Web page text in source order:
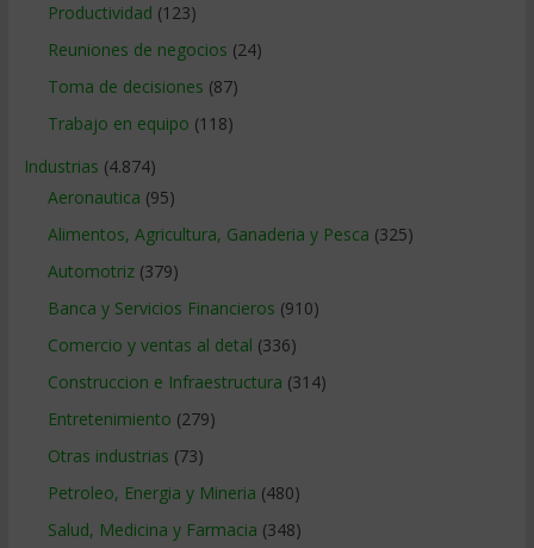
Productividad (123)
Reuniones de negocios (24)
Toma de decisiones (87)
Trabajo en equipo (118)
Industrias (4.874)
Aeronautica (95)
Alimentos, Agricultura, Ganaderia y Pesca (325)
Automotriz(379)
Banca y Servicios Financieros (910)
Comercio y ventas al detal (336)
Construccion e Infraestructura (314)
Entretenimiento (279)
Otras industrias (73)
Petroleo, Energia y Mineria (480)
Salud, Medicina y Farmacia (348)